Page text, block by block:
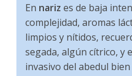
En nariz es de baja
complejidad, aromas
limpios y nítidos,
segada, algún cítrico, y
invasivo del abedul